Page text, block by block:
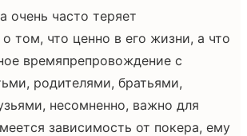
очень часто теряет
о том, что ценно в его жизни, а что
времяпрепровождение с
родителями, братьями,
несомненно, важно для
зависимость от покера, ему